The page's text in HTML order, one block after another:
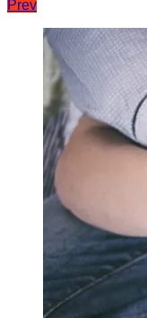
Навігація
записів
Prev